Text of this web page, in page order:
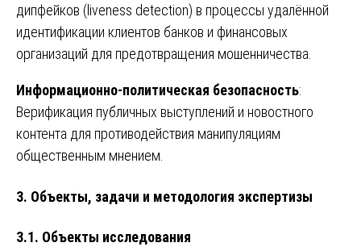
дипфейков (liveness detection) в процессы удалённой
идентификации клиентов банков и финансовых
организаций для предотвращения мошенничества.
Информационно-политическая безопасность:
Верификация публичных выступлений и новостного
контента для противодействия манипуляциям
общественным мнением.
3. Объекты, задачи и методология экспертизы
3.1. Объекты исследования